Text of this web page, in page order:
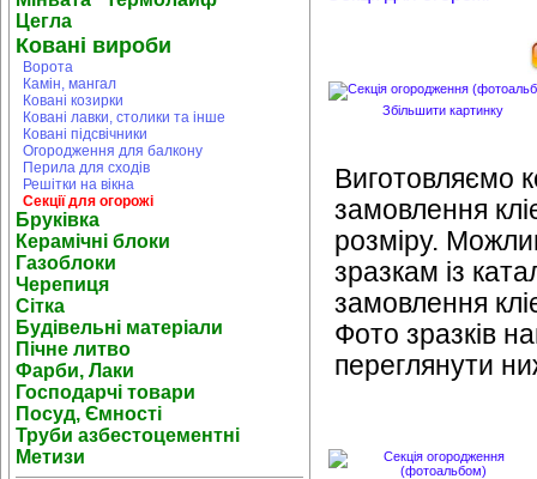
Цегла
Ковані вироби
Ворота
Камін, мангал
Ковані козирки
Ковані лавки, столики та інше
Ковані підсвічники
Огородження для балкону
Перила для сходів
Решітки на вікна
Секції для огорожі
Бруківка
Керамічні блоки
Газоблоки
Черепиця
Сітка
Будівельні матеріали
Пічне литво
Фарби, Лаки
Господарчі товари
Посуд, Ємності
Труби азбестоцементні
Метизи
Збільшити картинку
Виготовляємо
замовлення
розміру.
зразкам із
замовлення
Фото зразків
переглянути